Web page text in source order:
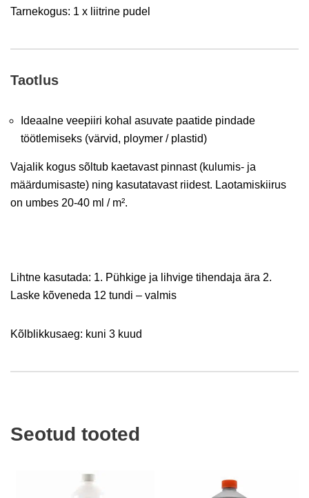
Tarnekogus: 1 x liitrine pudel
Taotlus
Ideaalne veepiiri kohal asuvate paatide pindade
töötlemiseks (värvid, ploymer / plastid)
Vajalik kogus sõltub kaetavast pinnast (kulumis- ja
määrdumisaste) ning kasutatavast riidest. Laotamiskiirus
on umbes 20-40 ml / m².
Lihtne kasutada: 1. Pühkige ja lihvige tihendaja ära 2.
Laske kõveneda 12 tundi – valmis
Kõlblikkusaeg: kuni 3 kuud
Seotud tooted